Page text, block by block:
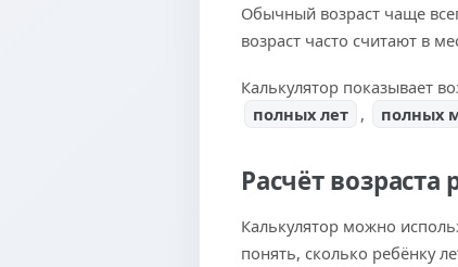
Обычный возраст чаще
возраст часто считают в
Калькулятор показывает
полных лет , полных
Расчёт возраста
Калькулятор можно
понять, сколько ребёнку